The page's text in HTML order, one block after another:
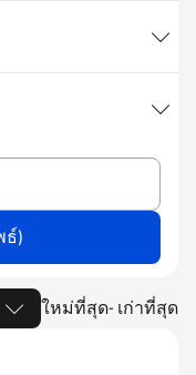
ใหม่ที่สุด- เก่าที่สุด